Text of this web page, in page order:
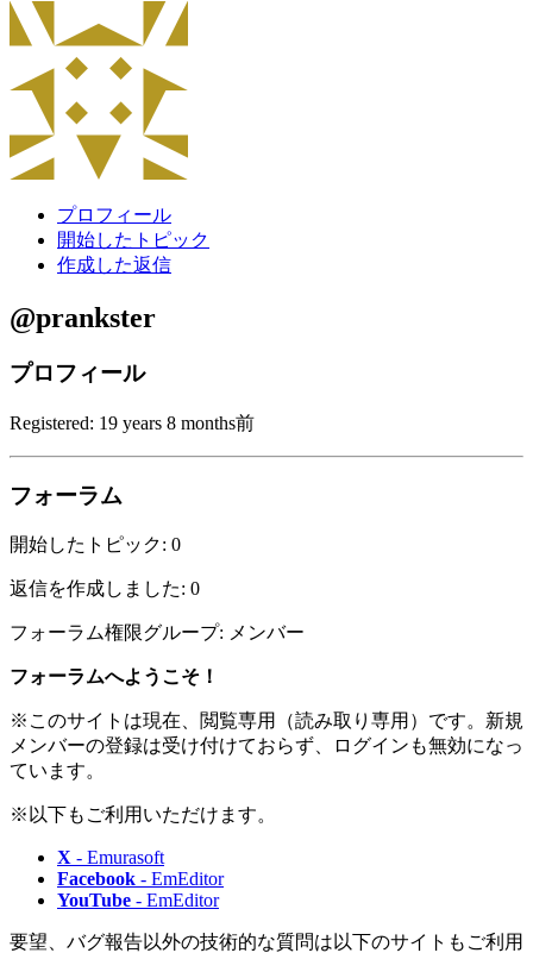
プロフィール
開始したトピック
作成した返信
@prankster
プロフィール
Registered: 19 years 8 months前
フォーラム
開始したトピック: 0
返信を作成しました: 0
フォーラム権限グループ: メンバー
フォーラムへようこそ！
※このサイトは現在、閲覧専用（読み取り専用）です。新規
メンバーの登録は受け付けておらず、ログインも無効になっ
ています。
※以下もご利用いただけます。
X - Emurasoft
Facebook - EmEditor
YouTube - EmEditor
要望、バグ報告以外の技術的な質問は以下のサイトもご利用